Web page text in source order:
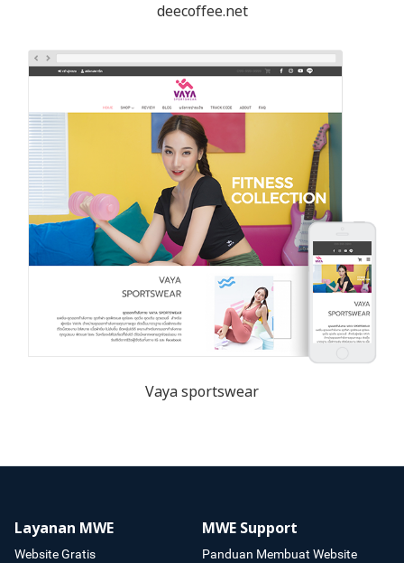
deecoffee.net
Vaya sportswear
Layanan MWE
Website Gratis
MWE Support
Panduan Membuat Website